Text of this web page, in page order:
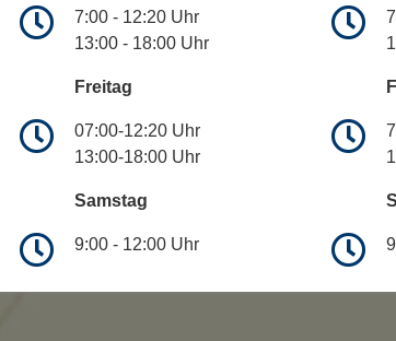
7:00 - 12:20 Uhr
13:00 - 18:00 Uhr
Freitag
07:00-12:20 Uhr
13:00-18:00 Uhr
Samstag
9:00 - 12:00 Uhr